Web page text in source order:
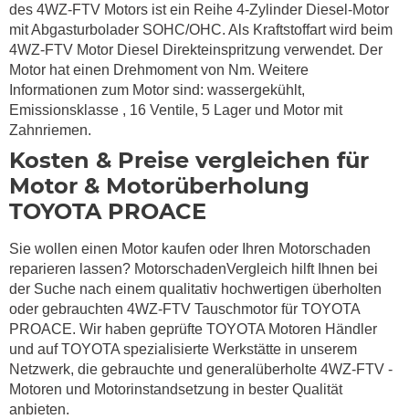
des 4WZ-FTV Motors ist ein Reihe 4-Zylinder Diesel-Motor
mit Abgasturbolader SOHC/OHC. Als Kraftstoffart wird beim
4WZ-FTV Motor Diesel Direkteinspritzung verwendet. Der
Motor hat einen Drehmoment von Nm. Weitere
Informationen zum Motor sind: wassergekühlt,
Emissionsklasse , 16 Ventile, 5 Lager und Motor mit
Zahnriemen.
Kosten & Preise vergleichen für
Motor & Motorüberholung
TOYOTA PROACE
Sie wollen einen Motor kaufen oder Ihren Motorschaden
reparieren lassen? MotorschadenVergleich hilft Ihnen bei
der Suche nach einem qualitativ hochwertigen überholten
oder gebrauchten 4WZ-FTV Tauschmotor für TOYOTA
PROACE. Wir haben geprüfte TOYOTA Motoren Händler
und auf TOYOTA spezialisierte Werkstätte in unserem
Netzwerk, die gebrauchte und generalüberholte 4WZ-FTV -
Motoren und Motorinstandsetzung in bester Qualität
anbieten.